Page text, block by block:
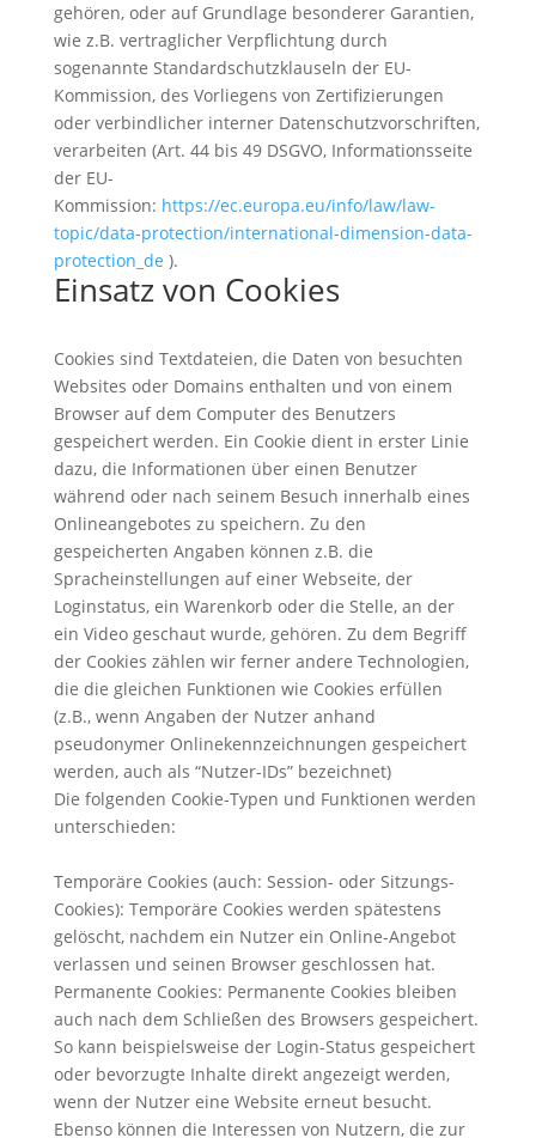
gehören, oder auf Grundlage besonderer Garantien,
wie z.B. vertraglicher Verpflichtung durch
sogenannte Standardschutzklauseln der EU-
Kommission, des Vorliegens von Zertifizierungen
oder verbindlicher interner Datenschutzvorschriften,
verarbeiten (Art. 44 bis 49 DSGVO, Informationsseite
der EU-
Kommission: https://ec.europa.eu/info/law/law-
topic/data-protection/international-dimension-data-
protection_de ).
Einsatz von Cookies
Cookies sind Textdateien, die Daten von besuchten
Websites oder Domains enthalten und von einem
Browser auf dem Computer des Benutzers
gespeichert werden. Ein Cookie dient in erster Linie
dazu, die Informationen über einen Benutzer
während oder nach seinem Besuch innerhalb eines
Onlineangebotes zu speichern. Zu den
gespeicherten Angaben können z.B. die
Spracheinstellungen auf einer Webseite, der
Loginstatus, ein Warenkorb oder die Stelle, an der
ein Video geschaut wurde, gehören. Zu dem Begriff
der Cookies zählen wir ferner andere Technologien,
die die gleichen Funktionen wie Cookies erfüllen
(z.B., wenn Angaben der Nutzer anhand
pseudonymer Onlinekennzeichnungen gespeichert
werden, auch als “Nutzer-IDs” bezeichnet)
Die folgenden Cookie-Typen und Funktionen werden
unterschieden:
Temporäre Cookies (auch: Session- oder Sitzungs-
Cookies): Temporäre Cookies werden spätestens
gelöscht, nachdem ein Nutzer ein Online-Angebot
verlassen und seinen Browser geschlossen hat.
Permanente Cookies: Permanente Cookies bleiben
auch nach dem Schließen des Browsers gespeichert.
So kann beispielsweise der Login-Status gespeichert
oder bevorzugte Inhalte direkt angezeigt werden,
wenn der Nutzer eine Website erneut besucht.
Ebenso können die Interessen von Nutzern, die zur